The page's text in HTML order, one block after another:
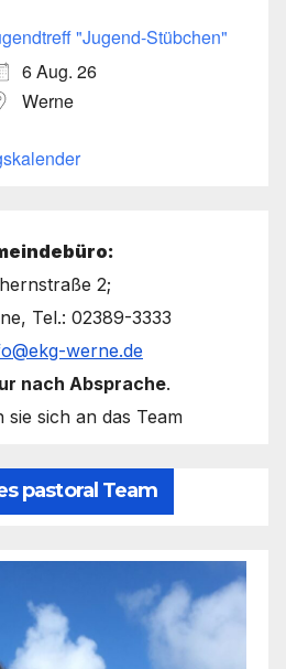
"Jugend-Stübchen"
6 Aug. 26
Werne
2;
Tel.: 02389-3333
werne.de
nach Absprache.
sie sich an das Team
pastoral Team